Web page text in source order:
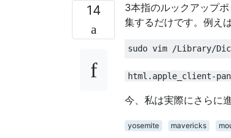
14
3本指のルックアップ
集するだけです。例えば
html.apple_client-
今、私は実際にさらに
yosemite mavericks